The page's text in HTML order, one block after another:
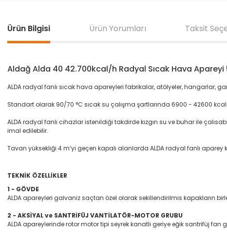
Ürün Bilgisi Ürün Yorumları Taksit
Aldağ Alda 40 42.700kcal/h Radyal Sıcak Hava
ALDA radyal fanlı sıcak hava apareyleri fabrikalar, atölyeler, hangarlar,
Standart olarak 90/70 °C sıcak su çalışma şartlarında 6900 - 42600
ALDA radyal fanlı cihazlar istenildiği takdirde kızgın su ve buhar ile
imal edilebilir.
Tavan yüksekliği 4 m’yi geçen kapalı alanlarda ALDA radyal fanlı
TEKNİK ÖZELLİKLER
1 - GÖVDE
ALDA apareyleri galvaniz saçtan özel olarak sekillendirilmis kapakların
2 - AKSİYAL ve SANTRİFÜJ VANTİLATÖR-MOTOR GRUBU
ALDA apareylerinde rotor motor tipi seyrek kanatlı geriye eğik santrifüj fan